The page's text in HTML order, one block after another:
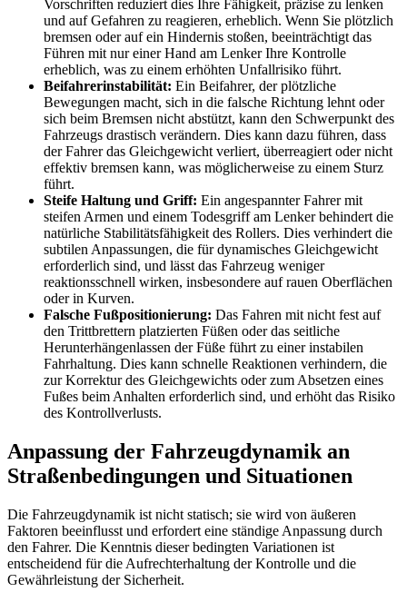
Vorschriften reduziert dies Ihre Fähigkeit, präzise zu lenken
und auf Gefahren zu reagieren, erheblich. Wenn Sie plötzlich
bremsen oder auf ein Hindernis stoßen, beeinträchtigt das
Führen mit nur einer Hand am Lenker Ihre Kontrolle
erheblich, was zu einem erhöhten Unfallrisiko führt.
Beifahrerinstabilität: Ein Beifahrer, der plötzliche
Bewegungen macht, sich in die falsche Richtung lehnt oder
sich beim Bremsen nicht abstützt, kann den Schwerpunkt des
Fahrzeugs drastisch verändern. Dies kann dazu führen, dass
der Fahrer das Gleichgewicht verliert, überreagiert oder nicht
effektiv bremsen kann, was möglicherweise zu einem Sturz
führt.
Steife Haltung und Griff: Ein angespannter Fahrer mit
steifen Armen und einem Todesgriff am Lenker behindert die
natürliche Stabilitätsfähigkeit des Rollers. Dies verhindert die
subtilen Anpassungen, die für dynamisches Gleichgewicht
erforderlich sind, und lässt das Fahrzeug weniger
reaktionsschnell wirken, insbesondere auf rauen Oberflächen
oder in Kurven.
Falsche Fußpositionierung: Das Fahren mit nicht fest auf
den Trittbrettern platzierten Füßen oder das seitliche
Herunterhängenlassen der Füße führt zu einer instabilen
Fahrhaltung. Dies kann schnelle Reaktionen verhindern, die
zur Korrektur des Gleichgewichts oder zum Absetzen eines
Fußes beim Anhalten erforderlich sind, und erhöht das Risiko
des Kontrollverlusts.
Anpassung der Fahrzeugdynamik an
Straßenbedingungen und Situationen
Die Fahrzeugdynamik ist nicht statisch; sie wird von äußeren
Faktoren beeinflusst und erfordert eine ständige Anpassung durch
den Fahrer. Die Kenntnis dieser bedingten Variationen ist
entscheidend für die Aufrechterhaltung der Kontrolle und die
Gewährleistung der Sicherheit.